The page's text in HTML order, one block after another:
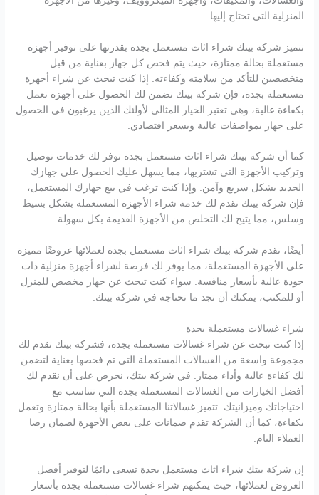
المنزلية التي تحتاج إليها.
تتميز شركة بيتك شراء اثاث مستعمل بجدة بقدرتها على توفير أجهزة
مستعملة بحالة ممتازة، حيث يتم فحص كل جهاز بعناية من قبل
متخصصين للتأكد من سلامته وكفاءته. إذا كنت تبحث عن شراء أجهزة
مستعملة بجدة، فإن شركة بيتك تضمن لك الحصول على أجهزة تعمل
بكفاءة عالية، وهي تعتبر الخيار المثالي لأولئك الذين يرغبون في الحصول
على جهاز بمواصفات عالية وبسعر اقتصادي.
كما أن شركة بيتك شراء اثاث مستعمل بجدة توفر لك خدمات توصيل
وتركيب الأجهزة التي تشتريها، مما يسهل عليك الحصول على جهازك
الجديد بشكل سريع وآمن. وإذا كنت ترغب في بيع جهازك المستعمل،
فإن شركة بيتك تقدم لك خدمة شراء الأجهزة المستعملة بشكل بسيط
وسلس، مما يتيح لك التخلص من الأجهزة القديمة بكل سهولة.
أيضًا، تقدم شركة بيتك شراء اثاث مستعمل بجدة لعملائها عروضًا مميزة
على الأجهزة المستعملة، مما يوفر لك فرصة لشراء أجهزة منزلية ذات
جودة عالية بأسعار منافسة. سواء كنت تبحث عن جهاز مخصص للمنزل
أو للمكتب، يمكنك أن تجد ما تحتاجه في شركة بيتك.
شراء غسالات مستعملة بجدة
إذا كنت تبحث عن شراء غسالات مستعملة بجدة، فشركة بيتك تقدم لك
مجموعة واسعة من الغسالات المستعملة التي تم فحصها بعناية لتضمن
لك كفاءة عالية وأداء ممتاز. في شركة بيتك، نحرص على أن نقدم لك
أفضل الخيارات من الغسالات المستعملة بجدة التي تتناسب مع
احتياجاتك وميزانيتك. تتميز غسالاتنا المستعملة بأنها بحالة ممتازة وتعمل
بكفاءة، كما أن الشركة تقدم ضمانات على بعض الأجهزة لضمان رضا
العملاء التام.
إن شركة بيتك شراء اثاث مستعمل بجدة تسعى دائمًا لتوفير أفضل
العروض لعملائها، حيث يمكنهم شراء غسالات مستعملة بجدة بأسعار